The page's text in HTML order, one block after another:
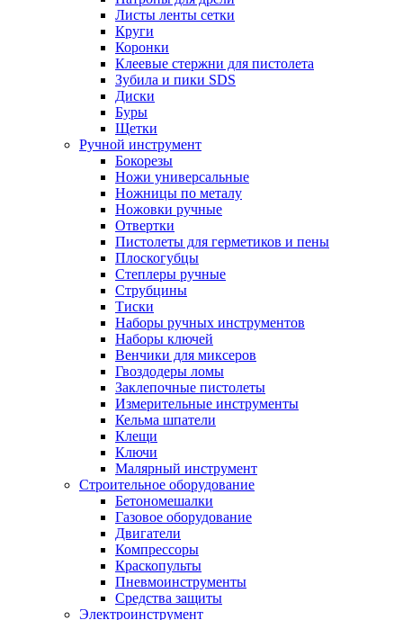
Листы ленты сетки
Круги
Коронки
Клеевые стержни для пистолета
Зубила и пики SDS
Диски
Буры
Щетки
Ручной инструмент
Бокорезы
Ножи универсальные
Ножницы по металу
Ножовки ручные
Отвертки
Пистолеты для герметиков и пены
Плоскогубцы
Степлеры ручные
Струбцины
Тиски
Наборы ручных инструментов
Наборы ключей
Венчики для миксеров
Гвоздодеры ломы
Заклепочные пистолеты
Измерительные инструменты
Кельма шпатели
Клещи
Ключи
Малярный инструмент
Строительное оборудование
Бетономешалки
Газовое оборудование
Двигатели
Компрессоры
Краскопульты
Пневмоинструменты
Средства защиты
Электроинструмент